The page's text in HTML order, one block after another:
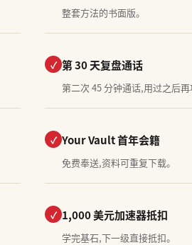
整套方法的书面版。
✓ 第 30 天复盘通话
第二次 45 分钟通话,用过之后
✓ Your Vault 首年会籍
免费奉送,资料可重复下载。
✓ 1,000 美元加速器抵扣
学完基石,下一级直接抵扣。